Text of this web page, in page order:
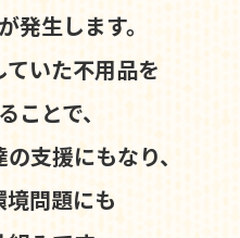
発生します。
いた不用品を
ことで、
支援にもなり、
境問題にも